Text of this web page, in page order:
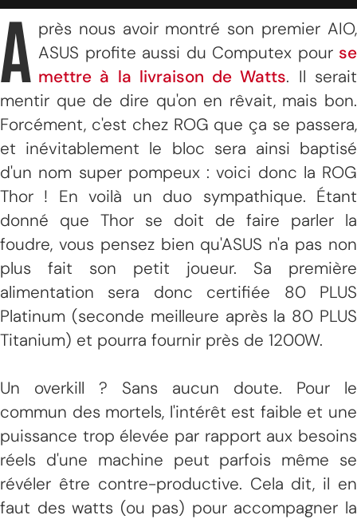
A près nous avoir montré son premier AIO,
ASUS profite aussi du Computex pour se
mettre à la livraison de Watts. Il serait
mentir que de dire qu'on en rêvait, mais bon.
Forcément, c'est chez ROG que ça se passera,
et inévitablement le bloc sera ainsi baptisé
d'un nom super pompeux : voici donc la ROG
Thor ! En voilà un duo sympathique. Étant
donné que Thor se doit de faire parler la
foudre, vous pensez bien qu'ASUS n'a pas non
plus fait son petit joueur. Sa première
alimentation sera donc certifiée 80 PLUS
Platinum (seconde meilleure après la 80 PLUS
Titanium) et pourra fournir près de 1200W.
Un overkill ? Sans aucun doute. Pour le
commun des mortels, l'intérêt est faible et une
puissance trop élevée par rapport aux besoins
réels d'une machine peut parfois même se
révéler être contre-productive. Cela dit, il en
faut des watts (ou pas) pour accompagner la